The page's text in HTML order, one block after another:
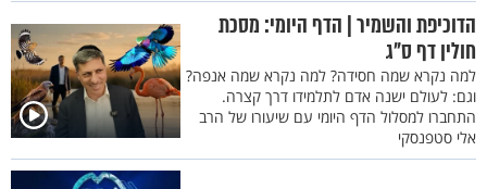
הדוכיפת והשמיר | הדף היומי: מסכת
חולין דף ס"ג
למה נקרא שמה חסידה? למה נקרא שמה אנפה?
וגם: לעולם ישנה אדם לתלמידו דרך קצרה.
התחברו למסלול הדף היומי עם שיעורו של הרב
אלי סטפנסקי